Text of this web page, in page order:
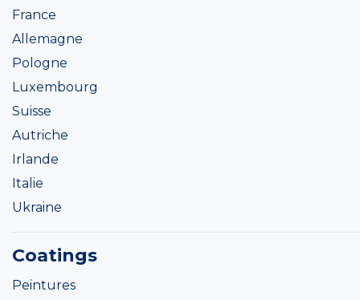
France
Allemagne
Pologne
Luxembourg
Suisse
Autriche
Irlande
Italie
Ukraine
Coatings
Peintures